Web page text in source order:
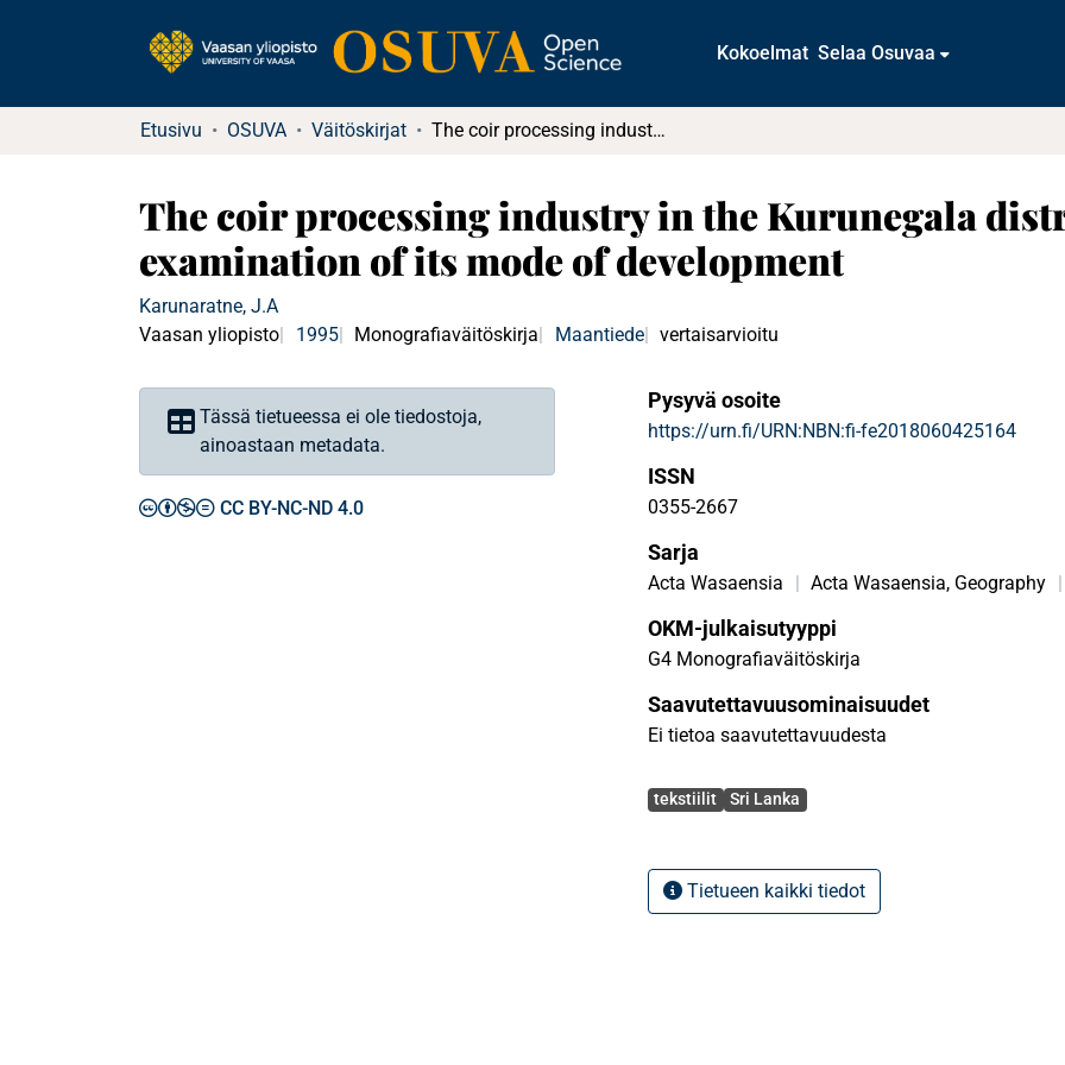
Kokoelmat Selaa Osuvaa
Etusivu OSUVA Väitöskirjat The coir processing industry in the Kurunegala district of Sri Lanka : an examination of its mode of development
The coir processing industry in the Kurunegala
examination of its mode of development
Karunaratne, J.A
Vaasan yliopisto
1995 Monografiaväitöskirja Maantiede vertaisarvioitu
Tässä tietueessa ei ole tiedostoja,
ainoastaan metadata.
CC BY-NC-ND 4.0
Pysyvä osoite
https://urn.fi/URN:NBN:fi-fe2018060425164
ISSN
0355-2667
Sarja
Acta Wasaensia | Acta Wasaensia, Geography |
OKM-julkaisutyyppi
G4 Monografiaväitöskirja
Saavutettavuusominaisuudet
Ei tietoa saavutettavuudesta
Avainsanat
tekstiilit Sri Lanka
Tietueen kaikki tiedot